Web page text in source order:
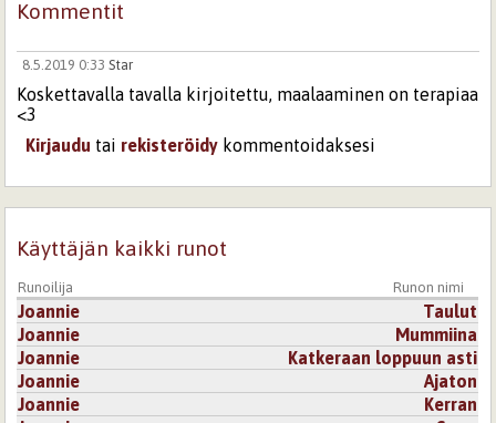
Kommentit
8.5.2019 0:33 Star
Koskettavalla tavalla kirjoitettu, maalaaminen on terapiaa
<3
Kirjaudu tai rekisteröidy kommentoidaksesi
Käyttäjän kaikki runot
Runoilija Runon nimi
Joannie
Taulut
Joannie
Mummiina
Joannie
Katkeraan loppuun asti
Joannie
Ajaton
Joannie
Kerran